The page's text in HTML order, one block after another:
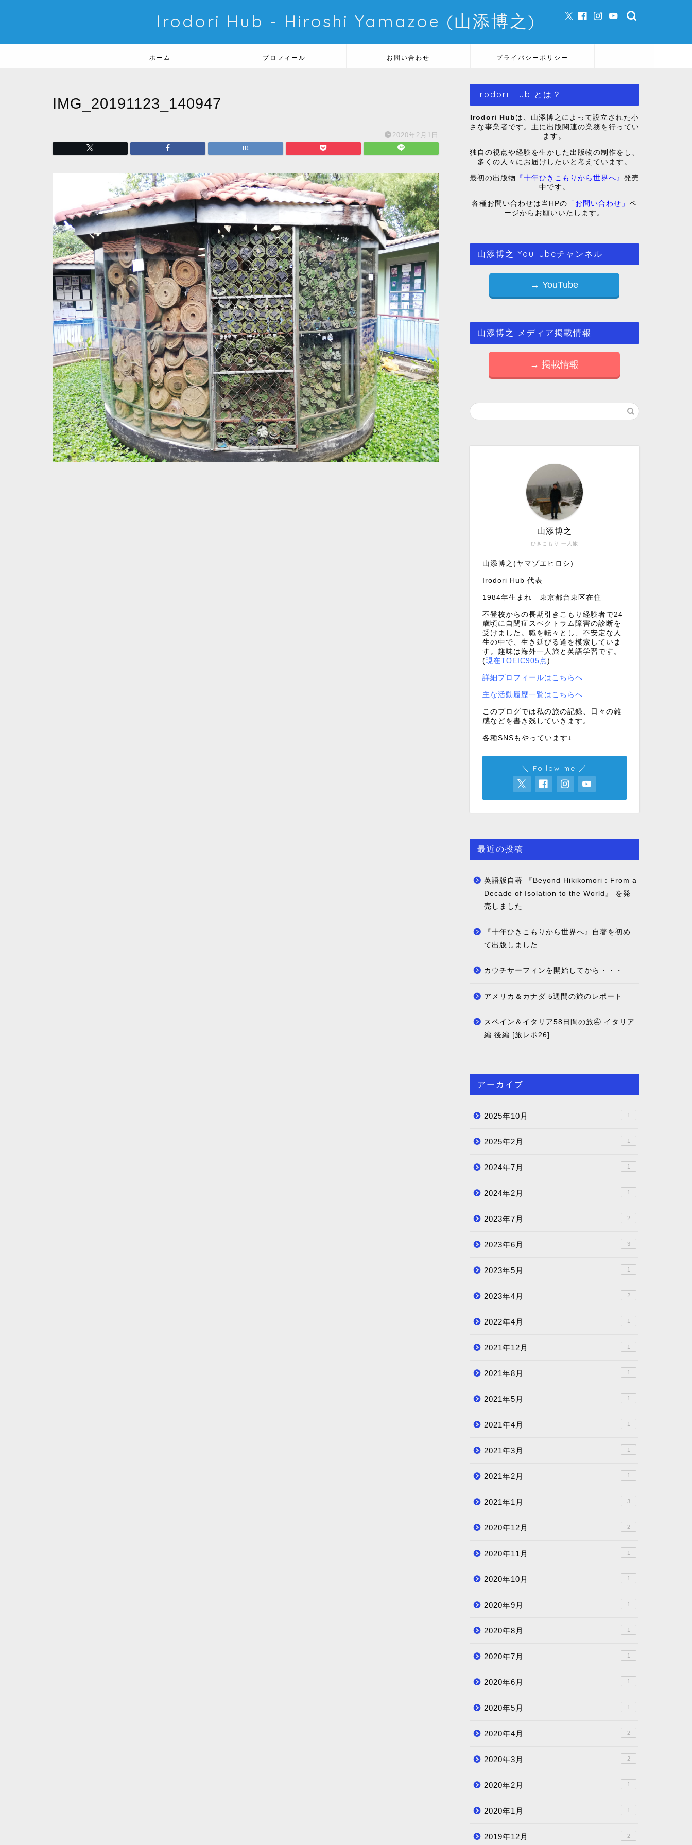
Irodori Hub - Hiroshi Yamazoe (山添博之)
ホーム プロフィール お問い合わせ プライバシーポリシー
IMG_20191123_140947
2020年2月1日
Irodori Hub とは？
Irodori Hub は、山添博之によって設立された小
さな事業者です。主に出版関連の業務を行ってい
ます。
独自の視点や経験を生かした出版物の制作をし、
多くの人々にお届けしたいと考えています。
最初の出版物 『十年ひきこもりから世界へ』 発売
中です。
各種お問い合わせは当HPの 「お問い合わせ」ペ
ージからお願いいたします。
山添博之 YouTubeチャンネル
→ YouTube
山添博之 メディア掲載情報
→ 掲載情報
ひきこもり 一人旅
山添博之
山添博之(ヤマゾエヒロシ)
Irodori Hub 代表
1984年生まれ 東京都台東区在住
不登校からの長期引きこもり経験者で24
歳頃に自閉症スペクトラム障害の診断を
受けました。職を転々とし、不安定な人
生の中で、生き延びる道を模索していま
す。趣味は海外一人旅と英語学習です。
(現在TOEIC905点)
詳細プロフィールはこちらへ
主な活動履歴一覧はこちらへ
このブログでは私の旅の記録、日々の雑
感などを書き残していきます。
各種SNSもやっています↓
＼ Follow me ／
最近の投稿
英語版自著 『Beyond Hikikomori : From a
Decade of Isolation to the World』 を発
売しました
『十年ひきこもりから世界へ』自著を初め
て出版しました
カウチサーフィンを開始してから・・・
アメリカ＆カナダ 5週間の旅のレポート
スペイン＆イタリア58日間の旅④ イタリア
編 後編 [旅レポ26]
アーカイブ
2025年10月 1
2025年2月 1
2024年7月 1
2024年2月 1
2023年7月 2
2023年6月 3
2023年5月 1
2023年4月 2
2022年4月 1
2021年12月 1
2021年8月 1
2021年5月 1
2021年4月 1
2021年3月 1
2021年2月 1
2021年1月 3
2020年12月 2
2020年11月 1
2020年10月 1
2020年9月 1
2020年8月 1
2020年7月 1
2020年6月 1
2020年5月 1
2020年4月 2
2020年3月 2
2020年2月 1
2020年1月 1
2019年12月 2